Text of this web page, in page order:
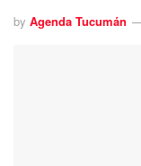
by Agenda Tucumán